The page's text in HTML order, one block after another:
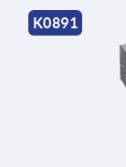
K0891